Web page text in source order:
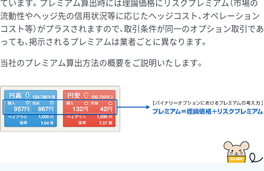
ています。プレミアム算出時には理論価格にリスクプレミアム（市場の
流動性やヘッジ先の信用状況等に応じたヘッジコスト、オペレーション
コスト等）がプラスされますので、取引条件が同一のオプション取引であ
っても、掲示されるプレミアムは業者ごとに異なります。
当社のプレミアム算出方法の概要をご説明いたします。